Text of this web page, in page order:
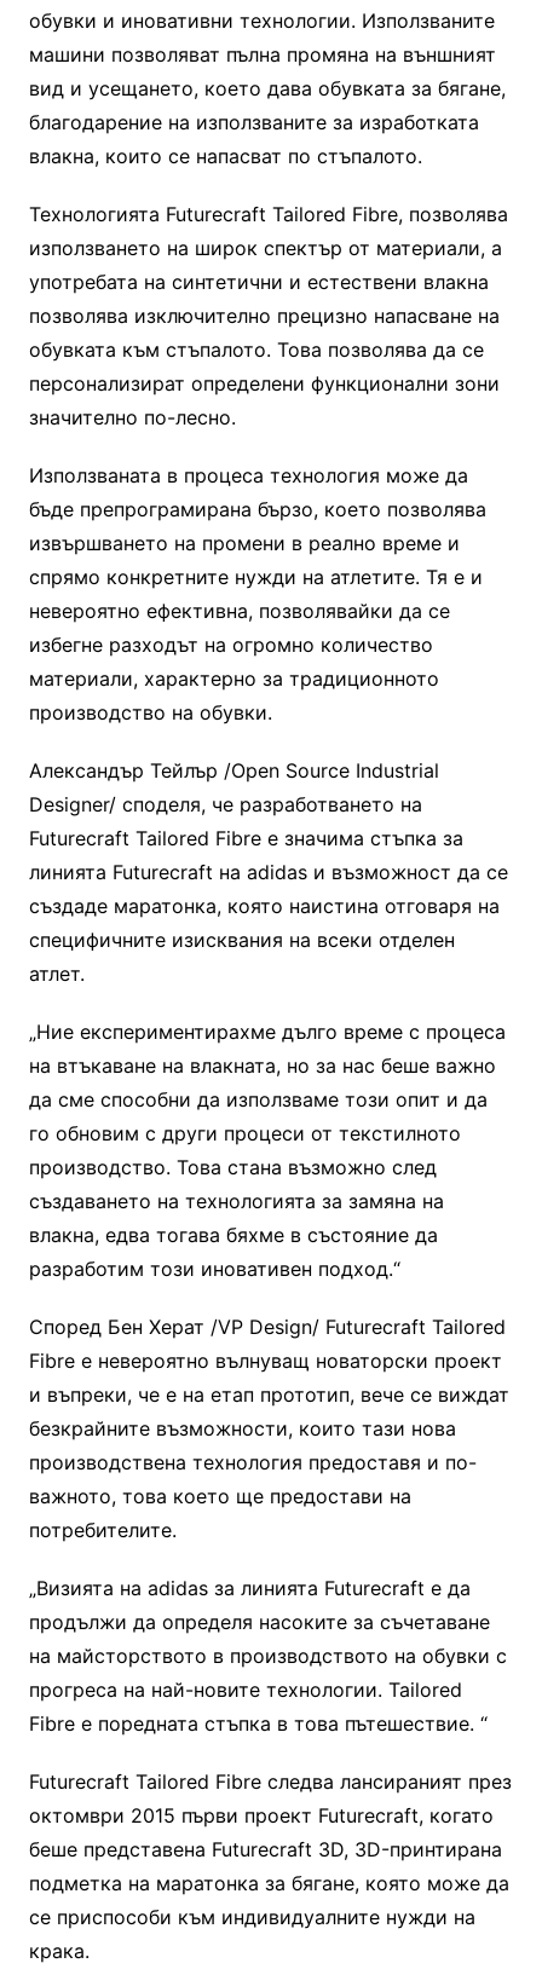
обувки и иновативни технологии. Използваните
машини позволяват пълна промяна на външният
вид и усещането, което дава обувката за бягане,
благодарение на използваните за изработката
влакна, които се напасват по стъпалото.
Технологията Futurecraft Tailored Fibre, позволява
използването на широк спектър от материали, а
употребата на синтетични и естествени влакна
позволява изключително прецизно напасване на
обувката към стъпалото. Това позволява да се
персонализират определени функционални зони
значително по-лесно.
Използваната в процеса технология може да
бъде препрограмирана бързо, което позволява
извършването на промени в реално време и
спрямо конкретните нужди на атлетите. Тя е и
невероятно ефективна, позволявайки да се
избегне разходът на огромно количество
материали, характерно за традиционното
производство на обувки.
Александър Тейлър /Open Source Industrial
Designer/ споделя, че разработването на
Futurecraft Tailored Fibre е значима стъпка за
линията Futurecraft на adidas и възможност да се
създаде маратонка, която наистина отговаря на
специфичните изисквания на всеки отделен
атлет.
„Ние експериментирахме дълго време с процеса
на втъкаване на влакната, но за нас беше важно
да сме способни да използваме този опит и да
го обновим с други процеси от текстилното
производство. Това стана възможно след
създаването на технологията за замяна на
влакна, едва тогава бяхме в състояние да
разработим този иновативен подход.“
Според Бен Херат /VP Design/ Futurecraft Tailored
Fibre е невероятно вълнуващ новаторски проект
и въпреки, че е на етап прототип, вече се виждат
безкрайните възможности, които тази нова
производствена технология предоставя и по-
важното, това което ще предостави на
потребителите.
„Визията на adidas за линията Futurecraft е да
продължи да определя насоките за съчетаване
на майсторството в производството на обувки с
прогреса на най-новите технологии. Tailored
Fibre е поредната стъпка в това пътешествие. “
Futurecraft Tailored Fibre следва лансираният през
октомври 2015 първи проект Futurecraft, когато
беше представена Futurecraft 3D, 3D-принтирана
подметка на маратонка за бягане, която може да
се приспособи към индивидуалните нужди на
крака.